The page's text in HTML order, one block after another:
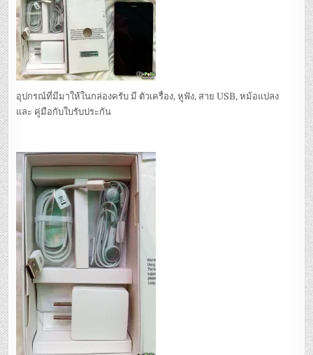
อุปกรณ์ที่มีมาให้ในกล่องครับ มี ตัวเครื่อง, หูฟัง, สาย USB, หม้อแปลง
และ คู่มือกับใบรับประกัน